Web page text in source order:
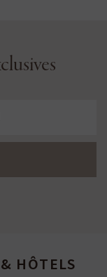
HÔTELS